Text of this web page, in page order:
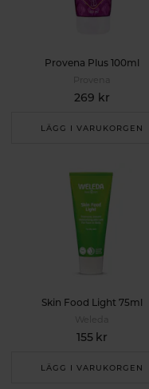
Provena Plus 100ml
269 kr
LÄGG I VARUKORGEN
Skin Food Light 75ml
Weleda
155 kr
LÄGG I VARUKORGEN